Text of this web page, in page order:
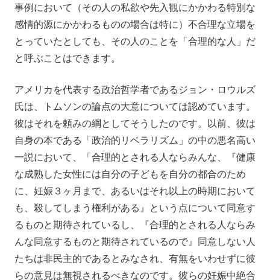
事例において（その人の私欲や先入観にかかわる特別な
感情的源にかかわるものの場合は特に）不合理な立場を
とっていたとしても、その人のことを「合理的な人」だ
と呼ぶことはできます。
アメリカを代表する政治哲学者であるジョン・ロウルズ
氏は、トムソンの論点の大意については認めています。
彼はそれを頼みの綱としてそうしたのです。以前、彼は
自身の本である「政治的リベラリズム」の中の悪名高い
一説において、「合理的とされる人ならみんな、『健康
な成熟した女性には自分の子どもを自分の都合のため
に、妊娠３ヶ月まで、あるいはそれ以上の時期において
も、殺してしまう権利がある』という点について同意す
るものと期待されているし、『合理的とされる人ならみ
んな同意するものと期待されているので』同意しない人
たちは非民主的であるとみなされ、有無をいわせずに彼
らの意見は無視されるべきなのです。彼らの妊娠中絶合